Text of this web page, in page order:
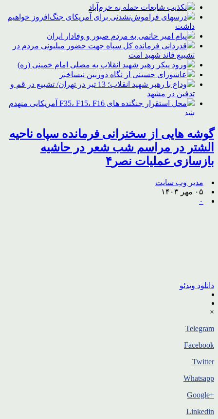
تکذیب شایعات حمله به خرم‌آباد
درسهای فراموش‌نشدنی برای آمریکای جنگ‌افروز خواهیم
داشت
پیام امیر حاتمی به مردم صبور و وفادار ایران
قدردانی فرمانده کل سپاه جهت حضور میلیونی مردم در
تشییع قائد شهید امت
ورود پیکر رهبر شهید انقلاب به مصلی امام خمینی (ره)
عاشورای حسینی از نگاه دوربین نیساخبر
وداع با رهبر شهید انقلاب؛ 13 تیر در تهران/ تشییع در قم و
تدفین در مشهد
محل استقرار جنگنده های F35، F15، F16 آمریکایی منهدم
شد
گوشه هایی از سخنرانی فرمانده سپاه ناحیه
الشتر در مراسم شب شعر در حاشیه
بازسازی عملیات نصر۴
مدیر وب سایت
۰۵ مهر ۱۴۰۳
۰
دانلود ویدئو
×
Telegram
Facebook
Twitter
Whatsapp
+Google
Linkedin